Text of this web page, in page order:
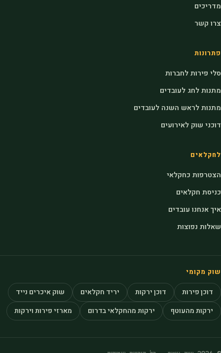
מדריכים
צרו קשר
פתרונות
סלי פירות לחברות
מתנות לחג לעובדים
מתנות לראש השנה לעובדים
דוכני שוק לאירועים
לחקלאים
הצטרפות כחקלאי
כניסת חקלאים
איך אנחנו עובדים
שאלות נפוצות
שוק מקומי
דוכן פירות דוכן ירקות יריד חקלאים
שוק איכרים נייד
ירקות מהעוטף
ירקות מהחקלאי בדרום מארזי פירות וירקות